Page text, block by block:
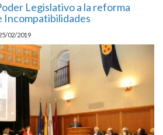
Legislativo a la reforma
Incompatibilidades
02/2019